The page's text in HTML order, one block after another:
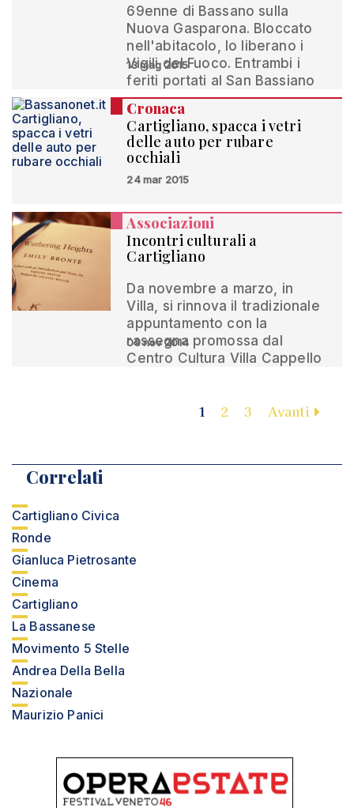
69enne di Bassano sulla
Nuova Gasparona. Bloccato
nell'abitacolo, lo liberano i
Vigili del Fuoco. Entrambi i
feriti portati al San Bassiano
13 mag 2015
Cronaca
Cartigliano, spacca i vetri
delle auto per rubare
occhiali
24 mar 2015
Associazioni
Incontri culturali a
Cartigliano
Da novembre a marzo, in
Villa, si rinnova il tradizionale
appuntamento con la
rassegna promossa dal
Centro Cultura Villa Cappello
09 nov 2014
1 2 3 Avanti
Correlati
Cartigliano Civica
Ronde
Gianluca Pietrosante
Cinema
Cartigliano
La Bassanese
Movimento 5 Stelle
Andrea Della Bella
Nazionale
Maurizio Panici